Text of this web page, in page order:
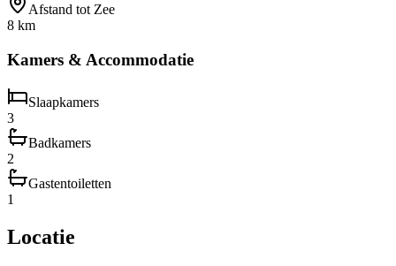
Afstand tot Zee
8 km
Kamers & Accommodatie
Slaapkamers
3
Badkamers
2
Gastentoiletten
1
Locatie